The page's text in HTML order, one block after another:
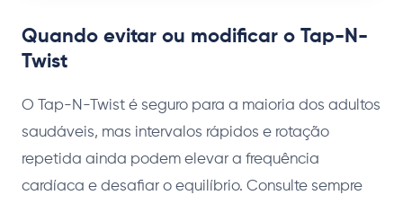
Quando evitar ou modificar o Tap-N-
Twist
O Tap-N-Twist é seguro para a maioria dos adultos
saudáveis, mas intervalos rápidos e rotação
repetida ainda podem elevar a frequência
cardíaca e desafiar o equilíbrio. Consulte sempre